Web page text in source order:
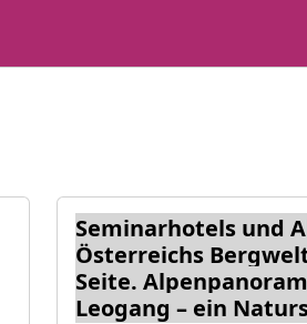
Seminarhotels und
Österreichs
Seite.
Leogang – ein